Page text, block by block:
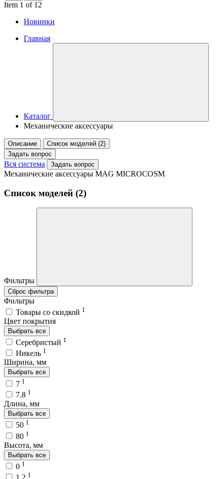
Item 1 of 12
Новинки
Главная
Каталог
Механические аксессуары
Описание
Список моделей (2)
Задать вопрос
Вся система Задать вопрос
Механические аксессуары MAG MICROCOSM
Список моделей (2)
Фильтры
Сброс фильтра
Фильтры
Товары со скидкой 1
Цвет покрытия
Выбрать все
Серебристый 1
Никель 1
Ширина, мм
Выбрать все
7 1
7.8 1
Длина, мм
Выбрать все
50 1
80 1
Высота, мм
Выбрать все
0 1
1